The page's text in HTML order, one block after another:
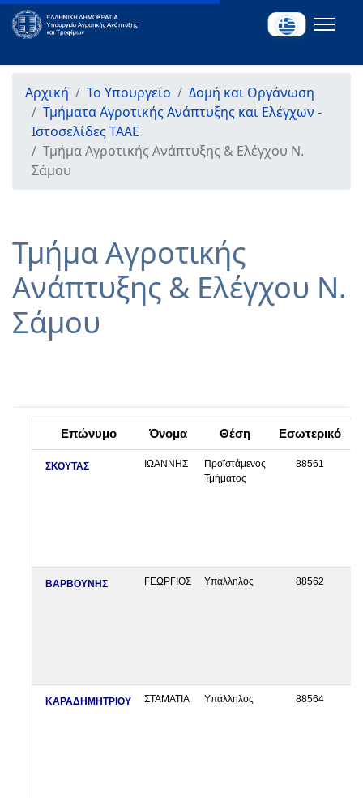
Αρχική Το Υπουργείο
Δομή και Οργάνωση
Τμήματα Αγροτικής Ανάπτυξης και Ελέγχων -
Ιστοσελίδες ΤΑΑΕ
Τμήμα Αγροτικής Ανάπτυξης & Ελέγχου Ν.
Σάμου
Τμήμα Αγροτικής
Ανάπτυξης & Ελέγχου Ν.
Σάμου